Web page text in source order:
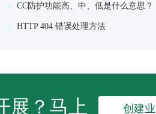
CC防护功能高、中、低是什么意思？
HTTP 404 错误处理方法
展？马上 创建